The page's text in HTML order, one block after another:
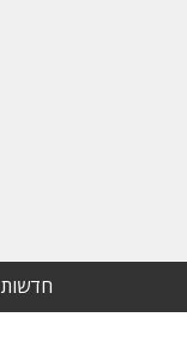
חדשות